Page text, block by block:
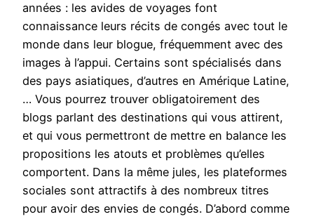
années : les avides de voyages font
connaissance leurs récits de congés avec tout le
monde dans leur blogue, fréquemment avec des
images à l’appui. Certains sont spécialisés dans
des pays asiatiques, d’autres en Amérique Latine,
… Vous pourrez trouver obligatoirement des
blogs parlant des destinations qui vous attirent,
et qui vous permettront de mettre en balance les
propositions les atouts et problèmes qu’elles
comportent. Dans la même jules, les plateformes
sociales sont attractifs à des nombreux titres
pour avoir des envies de congés. D’abord comme